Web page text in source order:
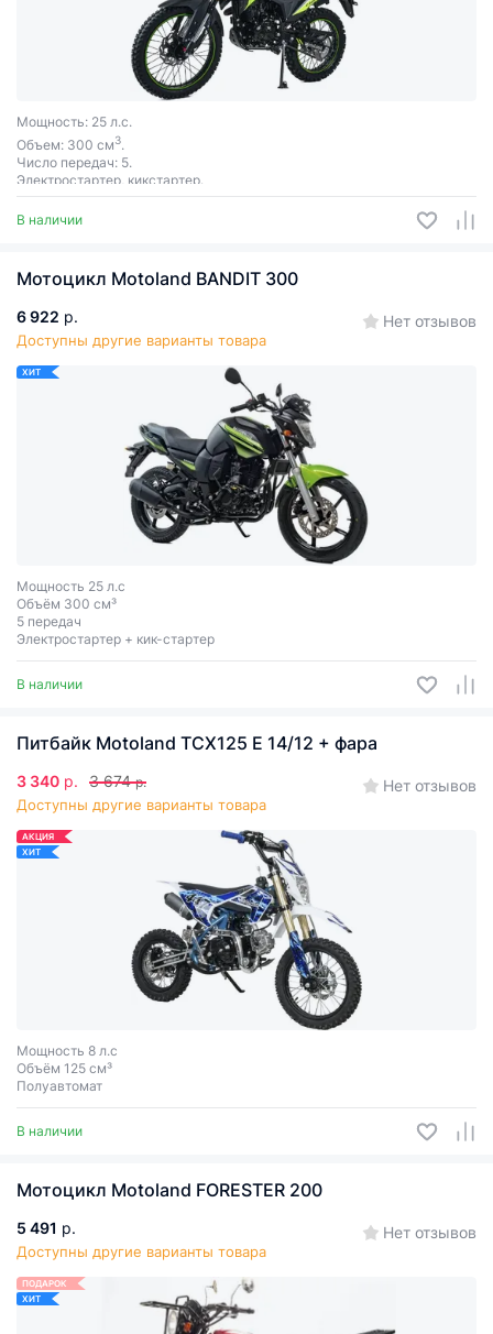
Мощность: 25 л.с.
Объем: 300 см3.
Число передач: 5.
Электростартер, кикстартер.
В наличии
Мотоцикл Motoland BANDIT 300
6 922 р.
Доступны другие варианты товара
Нет отзывов
ХИТ
Мощность 25 л.с
Объём 300 см³
5 передач
Электростартер + кик-стартер
В наличии
Питбайк Motoland TCX125 E 14/12 + фара
3 340 р. 3 674 р.
Доступны другие варианты товара
Нет отзывов
АКЦИЯ
ХИТ
Мощность 8 л.с
Объём 125 см³
Полуавтомат
В наличии
Мотоцикл Motoland FORESTER 200
5 491 р.
Доступны другие варианты товара
Нет отзывов
ПОДАРОК
ХИТ